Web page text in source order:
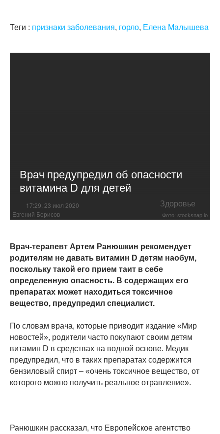
Теги : признаки заболевания, горло, Елена Малышева
Врач предупредил об опасности
витамина D для детей
17:29, 23 июл 2020 Здоровье
Евгений Борисов Фото: stocksnap.io
Врач-терапевт Артем Ранюшкин рекомендует
родителям не давать витамин D детям наобум,
поскольку такой его прием таит в себе
определенную опасность. В содержащих его
препаратах может находиться токсичное
вещество, предупредил специалист.
По словам врача, которые приводит издание «Мир
новостей», родители часто покупают своим детям
витамин D в средствах на вод­ной основе. Медик
предупредил, что в таких препаратах содержится
бензиловый спирт – «очень токсичное вещество, от
которого можно получить реальное отравление».
Ранюшкин рассказал, что Европейское агентство